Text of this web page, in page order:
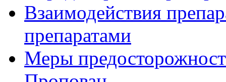
Взаимодействия
препаратами
Меры